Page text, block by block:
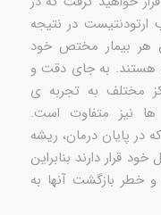
در نتیجه
هر بیمار مختص خود
هستند. به جای دقت و
مختلف به تجربه ی
نیز متفاوت است.
در پایان درمان، ریشه
قرار دارند بنابراین
خطر بازگشت آنها به